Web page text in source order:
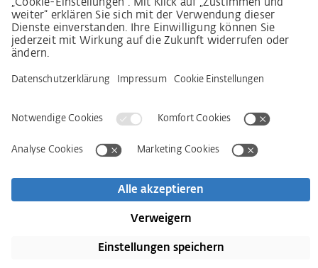
Impressum AGB
Datenschutz
Erklärung zur Barrierefreiheit
Services
Newsletter